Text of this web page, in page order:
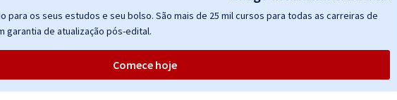
para os seus estudos e seu bolso. São mais de 25 mil cursos para todas as carreiras de
garantia de atualização pós-edital.
Comece hoje